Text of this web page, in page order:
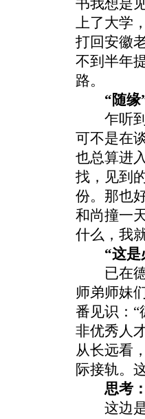
书我想是
上了大学
打回安徽
不到半年
路。
“随缘
乍听到
可不是在
也总算进
找，见到
份。那也
和尚撞一
什么，我
“这是
已在德
师弟师妹
番见识：
非优秀人
从长远看
际接轨。
思考
这边是